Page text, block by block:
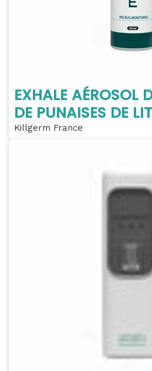
EXHALE AÉROSOL
DE PUNAISES DE LIT
Killgerm France